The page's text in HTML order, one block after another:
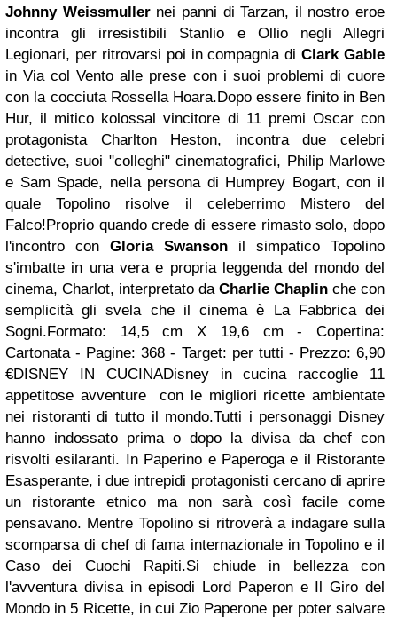
Johnny Weissmullernei panni di Tarzan, il nostro eroe
incontra gli irresistibili Stanlio e Ollio negli Allegri
Legionari, per ritrovarsi poi in compagnia diClark Gable
in Via col Vento alle prese con i suoi problemi di cuore
con la cocciuta Rossella Hoara.Dopo essere finito in Ben
Hur, il mitico kolossal vincitore di 11 premi Oscar con
protagonista Charlton Heston, incontra due celebri
detective, suoi "colleghi" cinematografici, Philip Marlowe
e Sam Spade, nella persona di Humprey Bogart, con il
quale Topolino risolve il celeberrimo Mistero del
Falco!Proprio quando crede di essere rimasto solo, dopo
l'incontro con Gloria Swanson il simpatico Topolino
s'imbatte in una vera e propria leggenda del mondo del
cinema, Charlot, interpretato da Charlie Chaplin che con
semplicità gli svela che il cinema è La Fabbrica dei
Sogni.Formato: 14,5 cm X 19,6 cm - Copertina:
Cartonata - Pagine: 368 - Target: per tutti - Prezzo: 6,90
€DISNEY IN CUCINADisney in cucina raccoglie 11
appetitose avventure con le migliori ricette ambientate
nei ristoranti di tutto il mondo.Tutti i personaggi Disney
hanno indossato prima o dopo la divisa da chef con
risvolti esilaranti. In Paperino e Paperoga e il Ristorante
Esasperante, i due intrepidi protagonisti cercano di aprire
un ristorante etnico ma non sarà così facile come
pensavano. Mentre Topolino si ritroverà a indagare sulla
scomparsa di chef di fama internazionale in Topolino e il
Caso dei Cuochi Rapiti.Si chiude in bellezza con
l'avventura divisa in episodi Lord Paperon e Il Giro del
Mondo in 5 Ricette, in cui Zio Paperone per poter salvare